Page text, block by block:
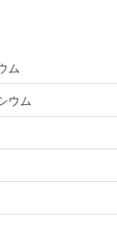
ム
ウム